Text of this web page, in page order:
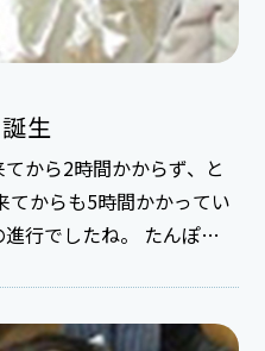
生
から2時間かからず、と
てからも5時間かかってい
たね。 たんぽぽ